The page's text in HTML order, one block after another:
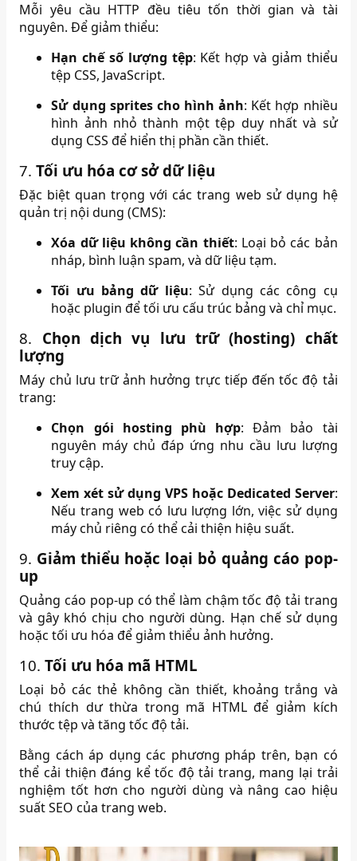
Mỗi yêu cầu HTTP đều tiêu tốn thời gian và tài
nguyên. Để giảm thiểu:​
Hạn chế số lượng tệp: Kết hợp và giảm thiểu
tệp CSS, JavaScript.
Sử dụng sprites cho hình ảnh: Kết hợp nhiều
hình ảnh nhỏ thành một tệp duy nhất và sử
dụng CSS để hiển thị phần cần thiết.
7.Tối ưu hóa cơ sở dữ liệu
Đặc biệt quan trọng với các trang web sử dụng hệ
quản trị nội dung (CMS):
Xóa dữ liệu không cần thiết: Loại bỏ các bản
nháp, bình luận spam, và dữ liệu tạm.
Tối ưu bảng dữ liệu:Sử dụng các công cụ
hoặc plugin để tối ưu cấu trúc bảng và chỉ mục.
8. Chọn dịch vụ lưu trữ (hosting) chất
lượng
Máy chủ lưu trữ ảnh hưởng trực tiếp đến tốc độ tải
trang:
Chọn gói hosting phù hợp:Đảm bảo tài
nguyên máy chủ đáp ứng nhu cầu lưu lượng
truy cập.
Xem xét sử dụng VPS hoặc Dedicated Server:
Nếu trang web có lưu lượng lớn, việc sử dụng
máy chủ riêng có thể cải thiện hiệu suất.
9. Giảm thiểu hoặc loại bỏ quảng cáo pop-
up
Quảng cáo pop-up có thể làm chậm tốc độ tải trang
và gây khó chịu cho người dùng. Hạn chế sử dụng
hoặc tối ưu hóa để giảm thiểu ảnh hưởng.
10.Tối ưu hóa mã HTML
Loại bỏ các thẻ không cần thiết, khoảng trắng và
chú thích dư thừa trong mã HTML để giảm kích
thước tệp và tăng tốc độ tải.
Bằng cách áp dụng các phương pháp trên, bạn có
thể cải thiện đáng kể tốc độ tải trang, mang lại trải
nghiệm tốt hơn cho người dùng và nâng cao hiệu
suất SEO của trang web.